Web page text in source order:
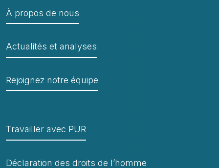
À propos de nous
Actualités et analyses
Rejoignez notre équipe
Travailler avec PUR
Déclaration des droits de l’homme